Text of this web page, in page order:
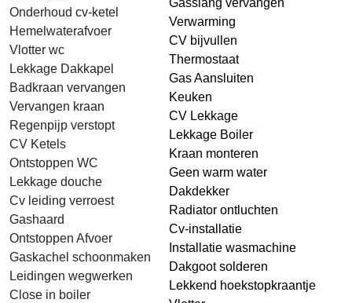
Onderhoud cv-ketel
Hemelwaterafvoer
Vlotter wc
Lekkage Dakkapel
Badkraan vervangen
Vervangen kraan
Regenpijp verstopt
CV Ketels
Ontstoppen WC
Lekkage douche
Cv leiding verroest
Gashaard
Ontstoppen Afvoer
Gaskachel schoonmaken
Leidingen wegwerken
Close in boiler
Gasslang vervangen
Verwarming
CV bijvullen
Thermostaat
Gas Aansluiten
Keuken
CV Lekkage
Lekkage Boiler
Kraan monteren
Geen warm water
Dakdekker
Radiator ontluchten
Cv-installatie
Installatie wasmachine
Dakgoot solderen
Lekkend hoekstopkraantje